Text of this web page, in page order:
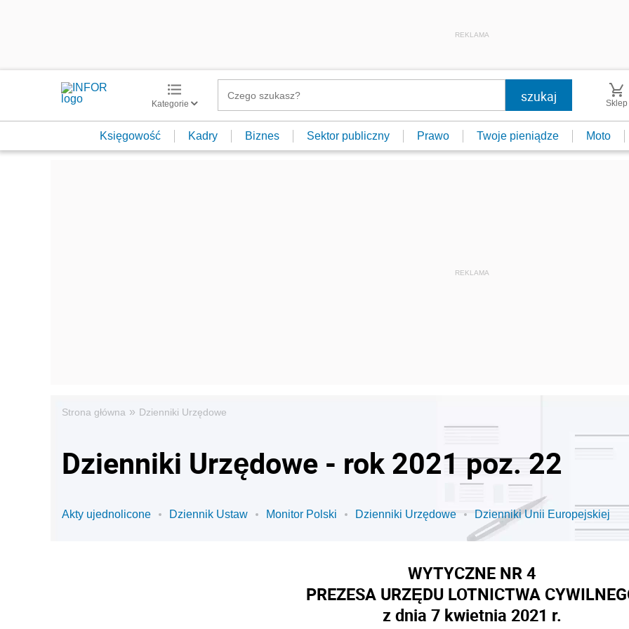
REKLAMA
Kategorie Sklep
Księgowość Kadry Biznes Sektor publiczny Prawo Twoje pieniądze Moto
Strona główna » Dzienniki Urzędowe
Dzienniki Urzędowe - rok 2021 poz. 22
Akty ujednolicone Dziennik Ustaw Monitor Polski Dzienniki Urzędowe Dzienniki Unii Europejskiej
WYTYCZNE NR 4
PREZESA URZĘDU LOTNICTWA
z dnia 7 kwietnia 2021 r.